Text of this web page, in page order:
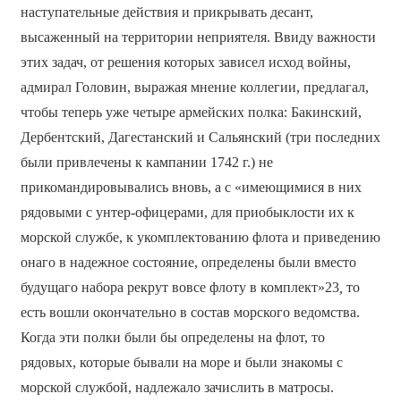
наступательные действия и прикрывать десант,
высаженный на территории неприятеля. Ввиду важности
этих задач, от решения которых зависел исход войны,
адмирал Головин, выражая мнение коллегии, предлагал,
чтобы теперь уже четыре армейских полка: Бакинский,
Дербентский, Дагестанский и Сальянский (три последних
были привлечены к кампании 1742 г.) не
прикомандировывались вновь, а с «имеющимися в них
рядовыми с унтер-офицерами, для приобыклости их к
морской службе, к укомплектованию флота и приведению
онаго в надежное состояние, определены были вместо
будущаго набора рекрут вовсе флоту в комплект»23, то
есть вошли окончательно в состав морского ведомства.
Когда эти полки были бы определены на флот, то
рядовых, которые бывали на море и были знакомы с
морской службой, надлежало зачислить в матросы.